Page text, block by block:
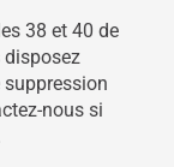
38 et 40 de
suppression
nous si